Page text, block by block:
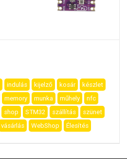
indulás kijelző kosár
készlet
memory munka műhely
nfc
shop STM32 szállítás
szünet
vásárlás WebShop Élesítés